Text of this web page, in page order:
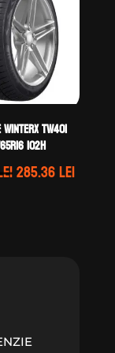
320.19 lei.
TW401
102H
Prețul
285.36leiPrețul